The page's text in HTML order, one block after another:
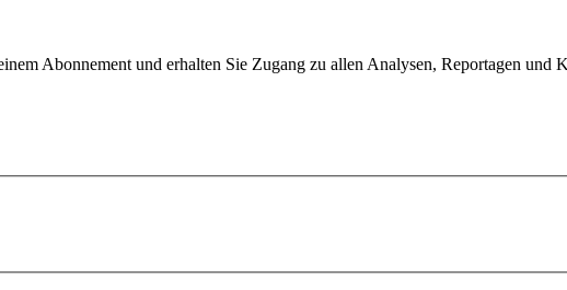
Abonnement und erhalten Sie Zugang zu allen Analysen, Reportagen und